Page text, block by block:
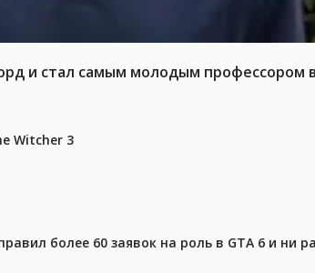
и стал самым молодым профессором
Witcher 3
более 60 заявок на роль в GTA 6 и ни